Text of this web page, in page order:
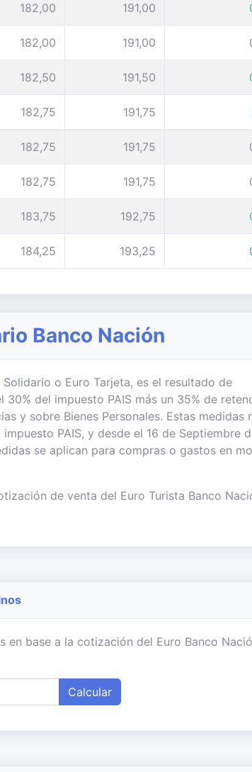
182,00 191,00
182,00 191,00
182,50 191,50
182,75 191,75
182,75 191,75
182,75 191,75
183,75 192,75
184,25 193,25
Banco Nación
o Euro Tarjeta, es el resultado de
del impuesto PAIS más un 35% de
y sobre Bienes Personales. Estas medidas
PAIS, y desde el 16 de Septiembre
se aplican para compras o gastos en
de venta del Euro Turista Banco
en base a la cotización del Euro Banco
Calcular